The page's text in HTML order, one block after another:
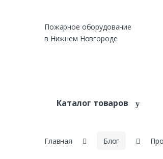
Пожарное оборудование
в Нижнем Новгороде
Каталог товаров
Главная Блог